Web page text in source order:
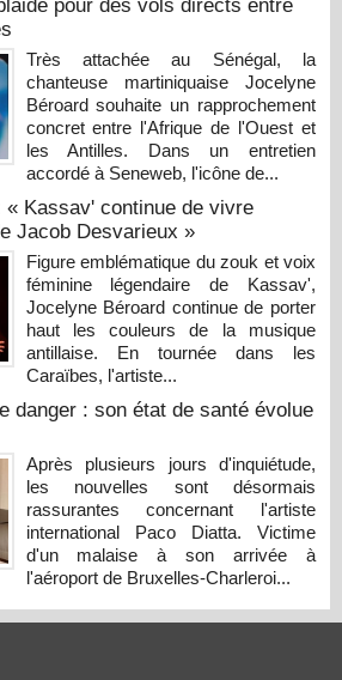
pour des vols directs entre
Très attachée au Sénégal, la
chanteuse martiniquaise Jocelyne
Béroard souhaite un rapprochement
concret entre l'Afrique de l'Ouest et
les Antilles. Dans un entretien
accordé à Seneweb, l'icône de...
Kassav' continue de vivre
Jacob Desvarieux »
Figure emblématique du zouk et voix
féminine légendaire de Kassav',
Jocelyne Béroard continue de porter
haut les couleurs de la musique
antillaise. En tournée dans les
Caraïbes, l'artiste...
danger : son état de santé évolue
Après plusieurs jours d'inquiétude,
les nouvelles sont désormais
rassurantes concernant l'artiste
international Paco Diatta. Victime
d'un malaise à son arrivée à
l'aéroport de Bruxelles-Charleroi...